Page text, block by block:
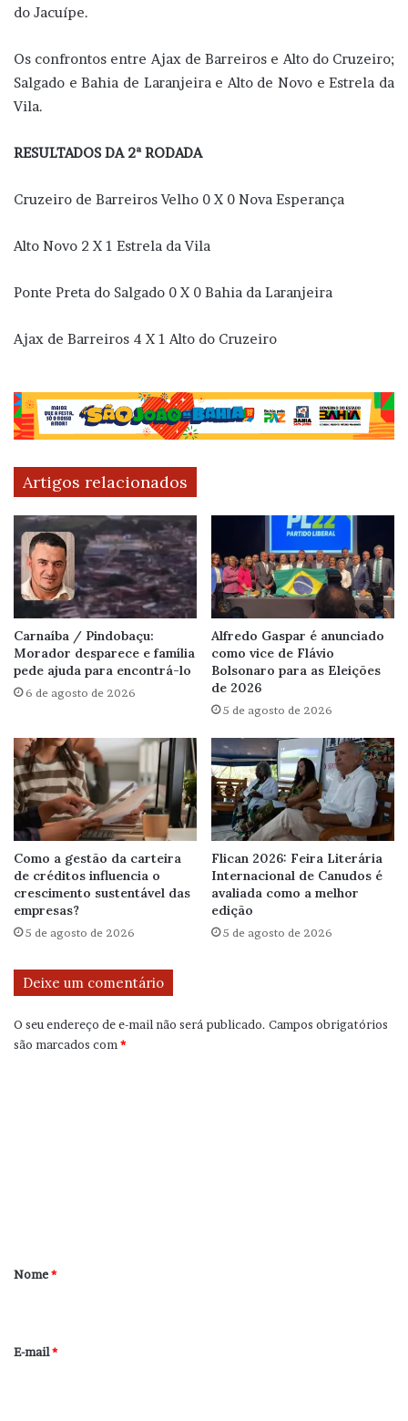
do Jacuípe.
Os confrontos entre Ajax de Barreiros e Alto do Cruzeiro;
Salgado e Bahia de Laranjeira e Alto de Novo e Estrela da
Vila.
RESULTADOS DA 2ª RODADA
Cruzeiro de Barreiros Velho 0 X 0 Nova Esperança
Alto Novo 2 X 1 Estrela da Vila
Ponte Preta do Salgado 0 X 0 Bahia da Laranjeira
Ajax de Barreiros 4 X 1 Alto do Cruzeiro
Artigos relacionados
Carnaíba / Pindobaçu:
Morador desparece e família
pede ajuda para encontrá-lo
6 de agosto de 2026
Alfredo Gaspar é anunciado
como vice de Flávio
Bolsonaro para as Eleições
de 2026
5 de agosto de 2026
Como a gestão da carteira
de créditos influencia o
crescimento sustentável das
empresas?
5 de agosto de 2026
Flican 2026: Feira Literária
Internacional de Canudos é
avaliada como a melhor
edição
5 de agosto de 2026
Deixe um comentário
O seu endereço de e-mail não será publicado. Campos obrigatórios
são marcados com*
r
*
Nome*
E-mail*